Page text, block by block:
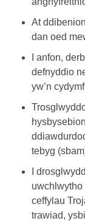
At
dan oed
I anfon,
defnyddio
yw’n
tebyg
I
uwchlwytho
ceffylau
trawiad,